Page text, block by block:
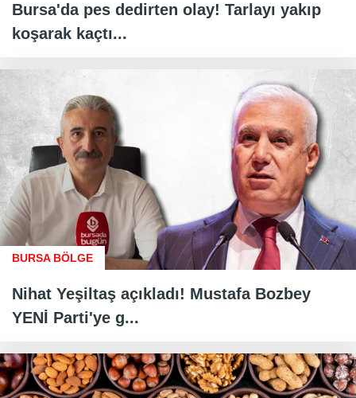
Bursa'da pes dedirten olay! Tarlayı yakıp
koşarak kaçtı...
BURSA BÖLGE
Nihat Yeşiltaş açıkladı! Mustafa Bozbey
YENİ Parti'ye g...